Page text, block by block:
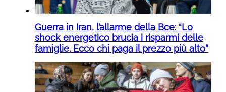
Guerra in Iran, l’allarme della Bce: “Lo
shock energetico brucia i risparmi delle
famiglie. Ecco chi paga il prezzo più alto”